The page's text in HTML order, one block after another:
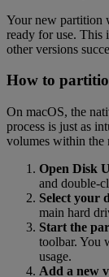
Your new partition
ready for use. This
other versions
How to
On macOS, the
process is just as
volumes within the
Open Disk
and double-
Select your
main hard
Start the
toolbar. You
usage.
Add a new